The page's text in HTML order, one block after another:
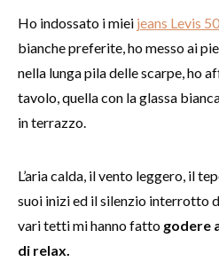
Ho indossato i miei jeans Levis
bianche preferite, ho messo ai
nella lunga pila delle scarpe, ho
tavolo, quella con la glassa
in terrazzo.
L’aria calda, il vento leggero, il
suoi inizi ed il silenzio interrotto
vari tetti mi hanno fatto godere
di relax.